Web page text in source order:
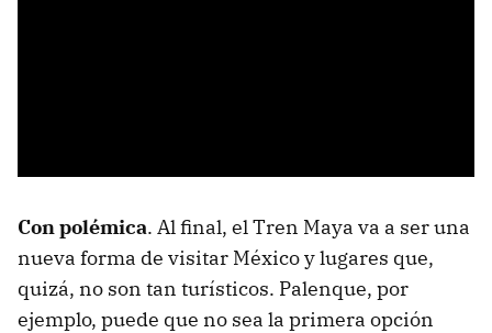
Con polémica. Al final, el Tren Maya va a ser una
nueva forma de visitar México y lugares que,
quizá, no son tan turísticos. Palenque, por
ejemplo, puede que no sea la primera opción